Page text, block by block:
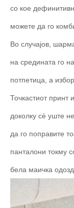
со кое
можете да го
Во случајов,
на средината го
потпетица, а
Точкастиот принт
доколку сè уште
да го поправите
панталони токму
бела маичка